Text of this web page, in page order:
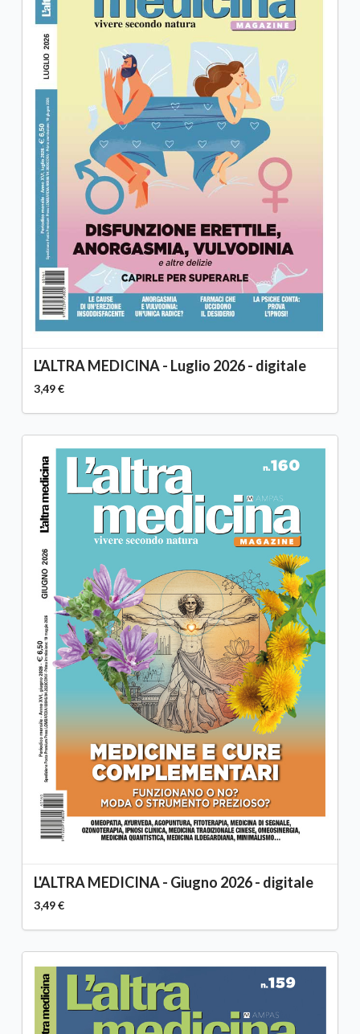
L'ALTRA MEDICINA - Luglio 2026 - digitale
3,49 €
L'ALTRA MEDICINA - Giugno 2026 - digitale
3,49 €